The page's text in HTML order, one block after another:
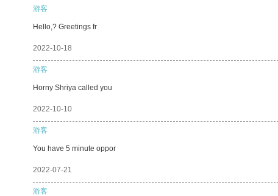
游客
Hello,? Greetings fr
2022-10-18
游客
Horny Shriya called you
2022-10-10
游客
You have 5 minute oppor
2022-07-21
游客